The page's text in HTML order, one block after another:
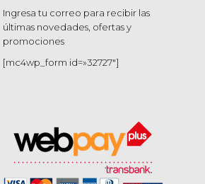
Ingresa tu correo para recibir las
últimas novedades, ofertas y
promociones
[mc4wp_form id=»32727″]